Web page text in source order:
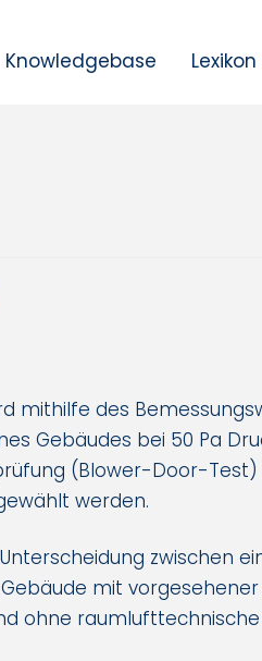
Knowledgebase Lexikon
mithilfe des
Gebäudes bei 50 Pa
(Blower-Door-
werden.
zwischen
mit
ohne raumlufttechnische